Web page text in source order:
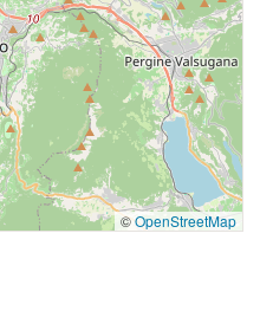
©OpenStreetMap